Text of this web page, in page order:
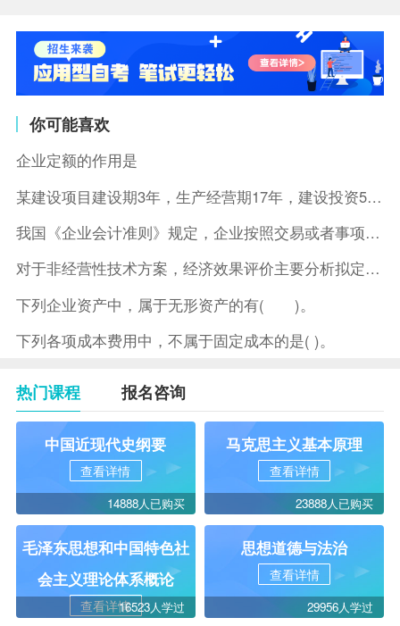
你可能喜欢
企业定额的作用是
某建设项目建设期3年，生产经营期17年，建设投资5500万元
我国《企业会计准则》规定，企业按照交易或者事项的经济特征确定
对于非经营性技术方案，经济效果评价主要分析拟定方案的( )。
下列企业资产中，属于无形资产的有( )。
下列各项成本费用中，不属于固定成本的是( )。
热门课程 报名咨询
中国近现代史纲要
查看详情
14888人已购买
马克思主义基本原理
查看详情
23888人已购买
毛泽东思想和中国特色社
会主义理论体系概论
查看详情16523人学过
思想道德与法治
查看详情
29956人学过